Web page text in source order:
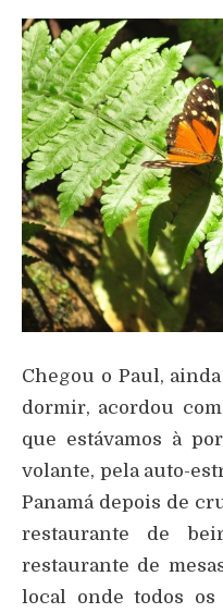
Chegou o Paul,
dormir, acordou
que estávamos à
volante, pela auto-
Panamá depois de
restaurante de
restaurante de
local onde todos os